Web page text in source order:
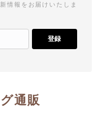
情報をお届けいたしま
登録
通販